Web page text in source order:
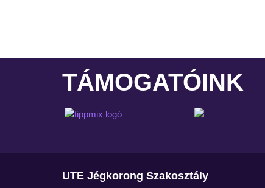
TÁMOGATÓINK
UTE Jégkorong Szakosztály